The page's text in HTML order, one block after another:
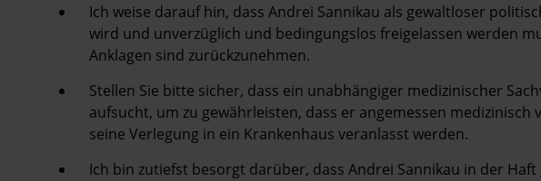
Ich weise darauf hin, dass Andrei Sannikau als gewaltloser
wird und unverzüglich und bedingungslos freigelassen werden
Anklagen sind zurückzunehmen.
Stellen Sie bitte sicher, dass ein unabhängiger medizinischer
aufsucht, um zu gewährleisten, dass er angemessen
seine Verlegung in ein Krankenhaus veranlasst werden.
Ich bin zutiefst besorgt darüber, dass Andrei Sannikau in der